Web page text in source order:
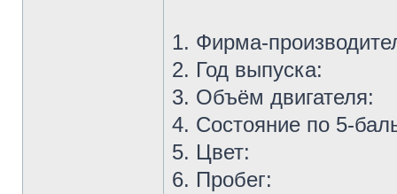
1. Фирма-
2. Год выпуска:
3. Объём двигателя:
4. Состояние по 5-
5. Цвет:
6. Пробег: